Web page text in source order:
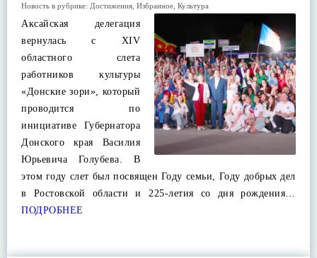
Новость в рубрике: Достижения Избранное Культура
Аксайская делегация
вернулась с XIV
областного слета
работников культуры
«Донские зори», который
проводится по
инициативе Губернатора
Донского края Василия
Юрьевича Голубева. В
этом году слет был посвящен Году семьи, Году добрых дел
в Ростовской области и 225-летия со дня рождения…
ПОДРОБНЕЕ